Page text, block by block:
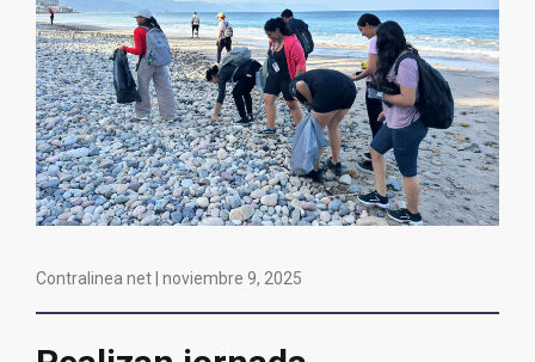
Contralinea net | noviembre 9, 2025